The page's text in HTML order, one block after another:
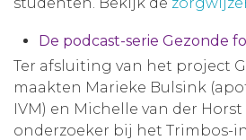
De podcast-serie Gezonde
Ter afsluiting van het project
maakten Marieke Bulsink
IVM) en Michelle van der
onderzoeker bij het Trimbos-